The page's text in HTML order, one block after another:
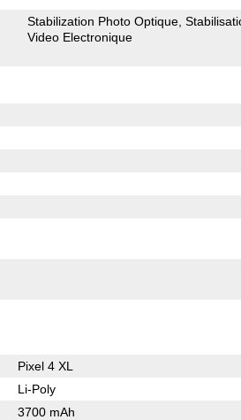
Stabilization Photo Optique
Video Electronique
Pixel 4 XL
Li-Poly
3700 mAh